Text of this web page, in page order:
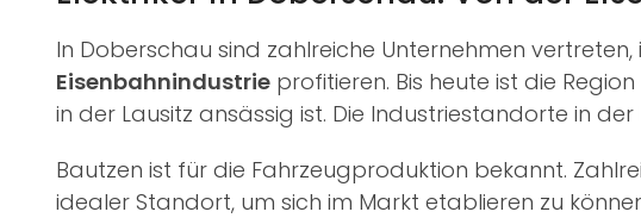
In Doberschau sind zahlreiche Unternehmen vertreten,
Eisenbahnindustrie profitieren. Bis heute ist die
in der Lausitz ansässig ist. Die Industriestandorte in
Bautzen ist für die Fahrzeugproduktion bekannt.
idealer Standort, um sich im Markt etablieren zu